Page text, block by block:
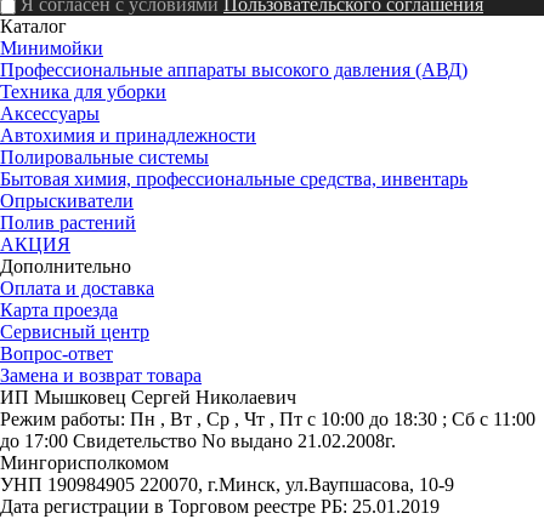
Я согласен с условиями
Пользовательского соглашения
Каталог
Минимойки
Профессиональные аппараты высокого давления (АВД)
Техника для уборки
Аксессуары
Автохимия и принадлежности
Полировальные системы
Бытовая химия, профессиональные средства, инвентарь
Опрыскиватели
Полив растений
АКЦИЯ
Дополнительно
Оплата и доставка
Карта проезда
Сервисный центр
Вопрос-ответ
Замена и возврат товара
ИП Мышковец Сергей Николаевич
Режим работы: Пн , Вт , Ср , Чт , Пт c 10:00 до 18:30 ; Сб c 11:00
до 17:00 Свидетельство No выдано 21.02.2008г.
Мингорисполкомом
УНП 190984905 220070, г.Минск, ул.Ваупшасова, 10-9
Дата регистрации в Торговом реестре РБ: 25.01.2019